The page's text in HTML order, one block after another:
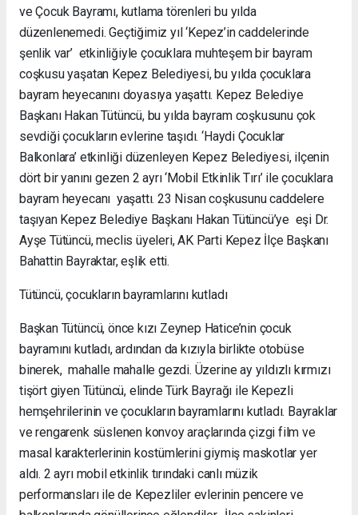
ve Çocuk Bayramı, kutlama törenleri bu yılda
düzenlenemedi. Geçtiğimiz yıl ‘Kepez’in caddelerinde
şenlik var’ etkinliğiyle çocuklara muhteşem bir bayram
coşkusu yaşatan Kepez Belediyesi, bu yılda çocuklara
bayram heyecanını doyasıya yaşattı. Kepez Belediye
Başkanı Hakan Tütüncü, bu yılda bayram coşkusunu çok
sevdiği çocukların evlerine taşıdı. ‘Haydi Çocuklar
Balkonlara’ etkinliği düzenleyen Kepez Belediyesi, ilçenin
dört bir yanını gezen 2 ayrı ‘Mobil Etkinlik Tırı’ ile çocuklara
bayram heyecanı yaşattı. 23 Nisan coşkusunu caddelere
taşıyan Kepez Belediye Başkanı Hakan Tütüncü’ye eşi Dr.
Ayşe Tütüncü, meclis üyeleri, AK Parti Kepez İlçe Başkanı
Bahattin Bayraktar, eşlik etti.
Tütüncü, çocukların bayramlarını kutladı
Başkan Tütüncü, önce kızı Zeynep Hatice’nin çocuk
bayramını kutladı, ardından da kızıyla birlikte otobüse
binerek, mahalle mahalle gezdi. Üzerine ay yıldızlı kırmızı
tişört giyen Tütüncü, elinde Türk Bayrağı ile Kepezli
hemşehrilerinin ve çocukların bayramlarını kutladı. Bayraklar
ve rengarenk süslenen konvoy araçlarında çizgi film ve
masal karakterlerinin kostümlerini giymiş maskotlar yer
aldı. 2 ayrı mobil etkinlik tırındaki canlı müzik
performansları ile de Kepezliler evlerinin pencere ve